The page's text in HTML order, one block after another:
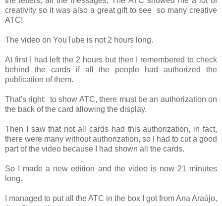
creativity so it was also a great gift to see so many creative
ATC!
The video on YouTube is not 2 hours long.
At first I had left the 2 hours but then I remembered to check
behind the cards if all the people had authorized the
publication of them.
That's right: to show ATC, there must be an authorization on
the back of the card allowing the display.
Then I saw that not all cards had this authorization, in fact,
there were many without authorization, so I had to cut a good
part of the video because I had shown all the cards.
So I made a new edition and the video is now 21 minutes
long.
I managed to put all the ATC in the box I got from Ana Araújo,